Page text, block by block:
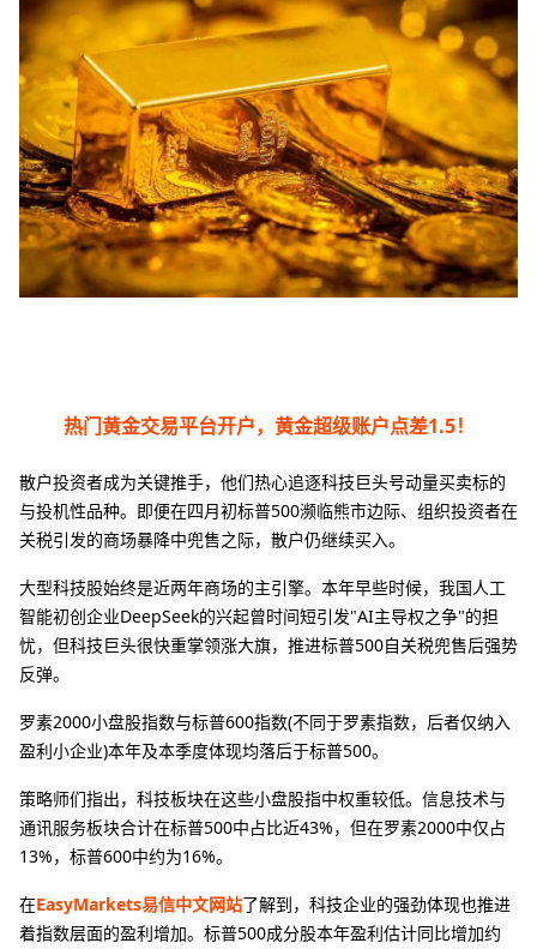
热门黄金交易平台开户，黄金超级账户点差1.5！
散户投资者成为关键推手，他们热心追逐科技巨头号动量买卖标的
与投机性品种。即便在四月初标普500濒临熊市边际、组织投资者在
关税引发的商场暴降中兜售之际，散户仍继续买入。
大型科技股始终是近两年商场的主引擎。本年早些时候，我国人工
智能初创企业DeepSeek的兴起曾时间短引发"AI主导权之争"的担
忧，但科技巨头很快重掌领涨大旗，推进标普500自关税兜售后强势
反弹。
罗素2000小盘股指数与标普600指数(不同于罗素指数，后者仅纳入
盈利小企业)本年及本季度体现均落后于标普500。
策略师们指出，科技板块在这些小盘股指中权重较低。信息技术与
通讯服务板块合计在标普500中占比近43%，但在罗素2000中仅占
13%，标普600中约为16%。
在EasyMarkets易信中文网站了解到，科技企业的强劲体现也推进
着指数层面的盈利增加。标普500成分股本年盈利估计同比增加约